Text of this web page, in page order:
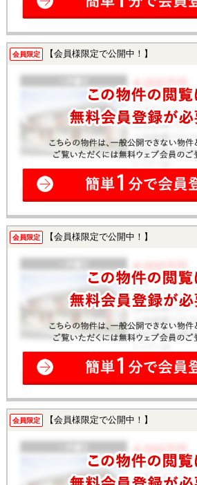
会員限定 【会員様限定で公開中！】
会員限定 【会員様限定で公開中！】
会員限定 【会員様限定で公開中！】